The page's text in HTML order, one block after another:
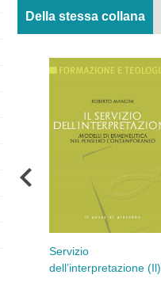
Della stessa collana
Servizio
dell’interpretazione (Il)